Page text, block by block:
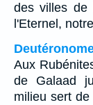
des villes de
l'Eternel,
Aux
de Galaad
milieu sert